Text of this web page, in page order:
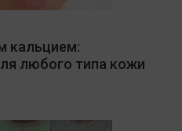
кальцием:
любого типа кожи